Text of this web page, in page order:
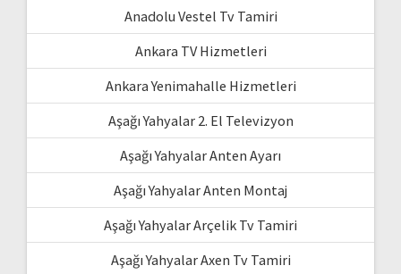
Anadolu Vestel Tv Tamiri
Ankara TV Hizmetleri
Ankara Yenimahalle Hizmetleri
Aşağı Yahyalar 2. El Televizyon
Aşağı Yahyalar Anten Ayarı
Aşağı Yahyalar Anten Montaj
Aşağı Yahyalar Arçelik Tv Tamiri
Aşağı Yahyalar Axen Tv Tamiri